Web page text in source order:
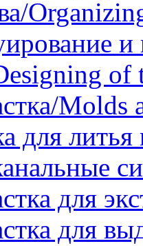
и
of
Molds
для литья
для
для